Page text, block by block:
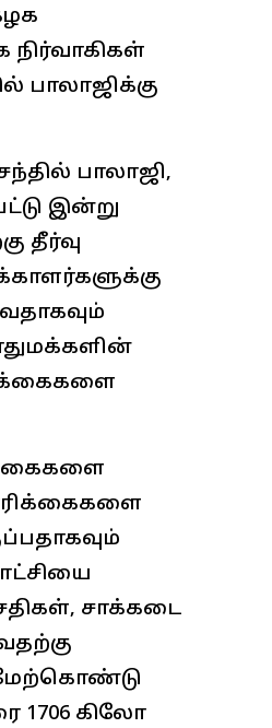
நிர்வாகிகள்
பாலாஜி,
இன்று
தீர்வு
சாக்கடை
1706 கிலோ